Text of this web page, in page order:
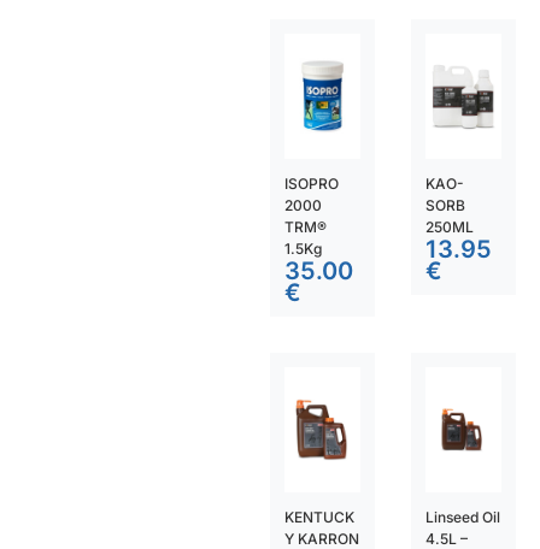
ISOPRO
2000
TRM®
1.5Kg
35.00
€
KAO-
SORB
250ML
13.95
€
KENTUCK
Y KARRON
Linseed Oil
4.5L –